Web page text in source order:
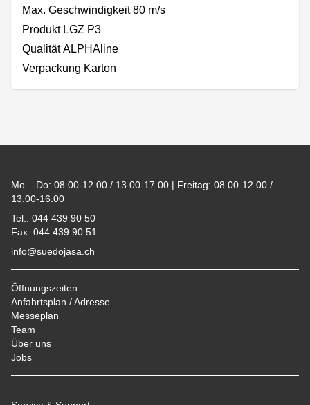
Max. Geschwindigkeit 80 m/s
Produkt LGZ P3
Qualität ALPHAline
Verpackung Karton
Mo – Do: 08.00-12.00 / 13.00-17.00 | Freitag: 08.00-12.00 /
13.00-16.00
Tel.: 044 439 90 50
Fax: 044 439 90 51
info@suedojasa.ch
Öffnungszeiten
Anfahrtsplan / Adresse
Messeplan
Team
Über uns
Jobs